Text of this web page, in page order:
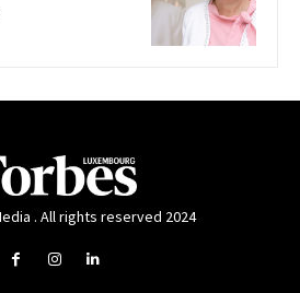
. All rights reserved 2024